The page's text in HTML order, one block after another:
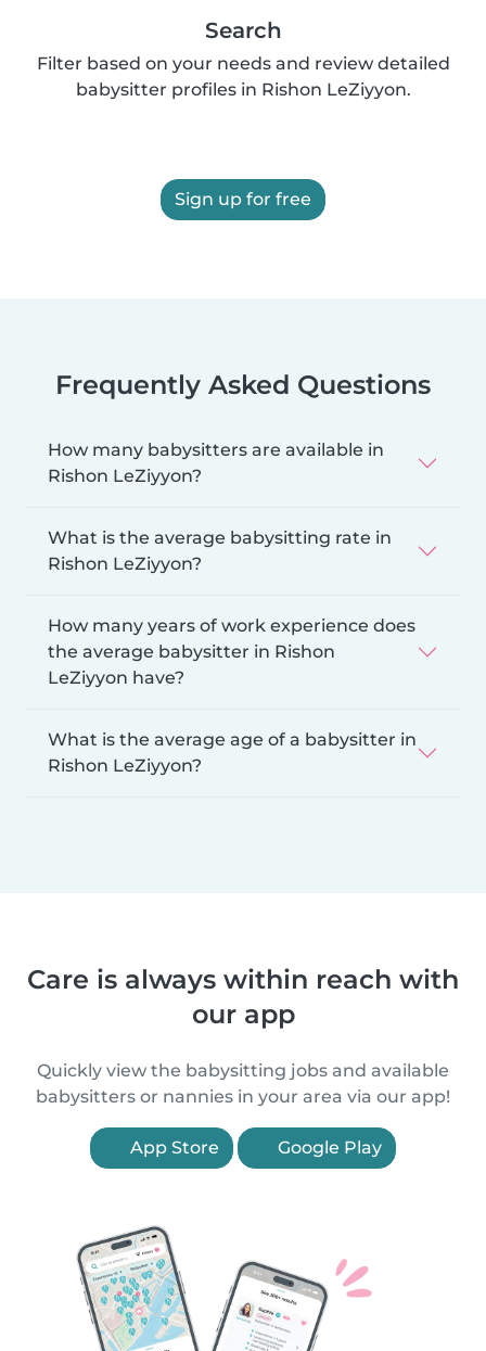
Search
Filter based on your needs and review detailed
babysitter profiles in Rishon LeZiyyon.
Sign up for free
Frequently Asked Questions
How many babysitters are available in
Rishon LeZiyyon?
What is the average babysitting rate in
Rishon LeZiyyon?
How many years of work experience does
the average babysitter in Rishon
LeZiyyon have?
What is the average age of a babysitter in
Rishon LeZiyyon?
Care is always within reach with
our app
Quickly view the babysitting jobs and available
babysitters or nannies in your area via our app!
App Store Google Play